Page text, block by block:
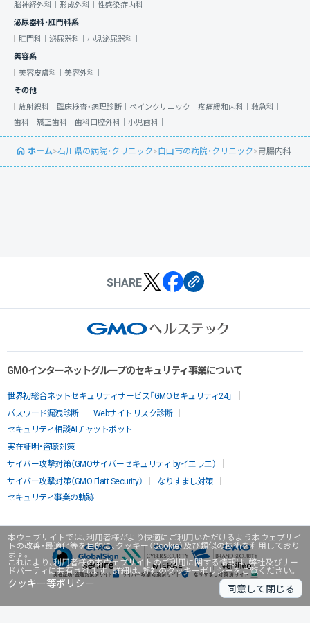
本ウェブサイトでは、利用者様がより快適にご利用いただけるよう本ウェブサイ
トの改善・最適化等を目的に、クッキー（Cookie）及び類似の技術を利用しており
ます。
これにより、利用者様の本ウェブサイトのご利用に関する情報は、弊社及びサー
ドパーティに共有されます。詳細は、弊社のクッキーポリシーをご覧ください。
クッキー等ポリシー 同意して閉じる
脳神経外科｜ 形成外科｜ 性感染症内科｜
泌尿器科・肛門科系
肛門科｜ 泌尿器科｜ 小児泌尿器科｜
美容系
美容皮膚科｜ 美容外科｜
その他
放射線科｜ 臨床検査・病理診断｜ ペインクリニック｜ 疼痛緩和内科｜ 救急科｜
歯科｜ 矯正歯科｜ 歯科口腔外科｜ 小児歯科｜
ホーム>石川県の病院・クリニック>白山市の病院・クリニック>胃腸内科
SHARE
GMOインターネットグループのセキュリティ事業について
世界初総合ネットセキュリティサービス「GMOセキュリティ24」
パスワード漏洩診断
Webサイトリスク診断
セキュリティ相談AIチャットボット
実在証明・盗聴対策
サイバー攻撃対策（GMOサイバーセキュリティ byイエラエ）
サイバー攻撃対策（GMO Flatt Security）
なりすまし対策
セキュリティ事業の軌跡